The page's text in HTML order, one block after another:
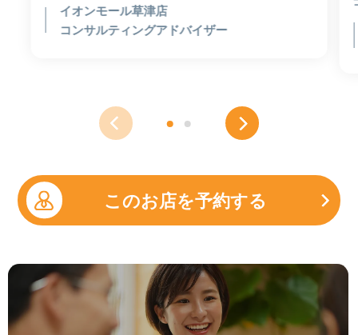
イオンモール草津店
コンサルティングアドバイザー
このお店を予約する